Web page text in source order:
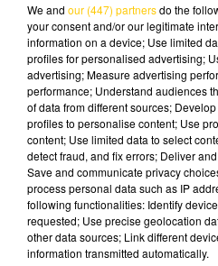
23 décembre 2025 - 4 min
L'INFO DE LA
07H00
Ecoutez sur Totem
dans le Nord du Lot et le
reportages de nos
We and our (447) partnersdo the
your consent and/or our legitimate
information on a device; Use limited
profiles for personalised advertising;
advertising; Measure advertising
performance; Understand audiences
of data from different sources;
profiles to personalise content; Use
content; Use limited data to select
detect fraud, and fix errors; Deliver
Save and communicate privacy
process personal data such as IP
following functionalities: Identify
requested; Use precise geolocation
other data sources; Link different
information transmitted automatically.